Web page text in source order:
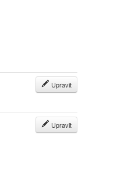
Upravit
Upravit